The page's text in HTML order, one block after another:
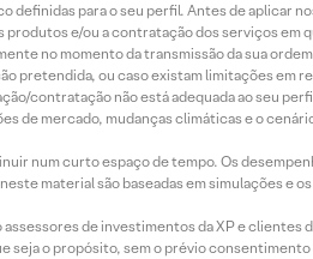
definidas para o seu perfil. Antes de aplicar
e/ou a contratação dos serviços em
no momento da transmissão da sua
pretendida, ou caso existam limitações em
contratação não está adequada ao seu
de mercado, mudanças climáticas e o
num curto espaço de tempo. Os
material são baseadas em simulações e
de investimentos da XP e clientes
seja o propósito, sem o prévio